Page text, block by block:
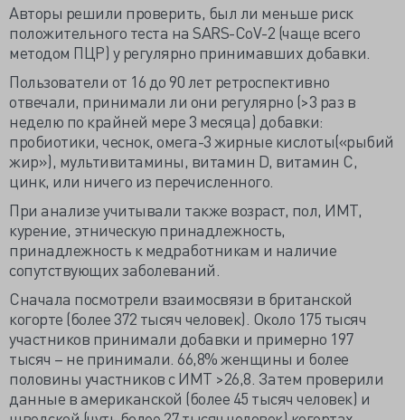
Авторы решили проверить, был ли меньше риск
положительного теста на SARS-CoV-2 (чаще всего
методом ПЦР) у регулярно принимавших добавки.
Пользователи от 16 до 90 лет ретроспективно
отвечали, принимали ли они регулярно (>3 раз в
неделю по крайней мере 3 месяца) добавки:
пробиотики, чеснок, омега-3 жирные кислоты(«рыбий
жир»), мультивитамины, витамин D, витамин С,
цинк, или ничего из перечисленного.
При анализе учитывали также возраст, пол, ИМТ,
курение, этническую принадлежность,
принадлежность к медработникам и наличие
сопутствующих заболеваний.
Сначала посмотрели взаимосвязи в британской
когорте (более 372 тысяч человек). Около 175 тысяч
участников принимали добавки и примерно 197
тысяч – не принимали. 66,8% женщины и более
половины участников с ИМТ >26,8. Затем проверили
данные в американской (более 45 тысяч человек) и